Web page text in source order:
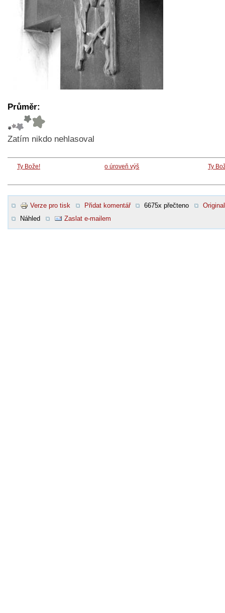
Průměr:
Zatím nikdo nehlasoval
Ty Bože! o úroveň výš Ty
Verze pro tisk Přidat komentář 6675x přečteno
Original
Náhled
Zaslat e-mailem